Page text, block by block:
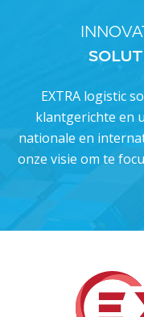
EXTRA logistic
klantgerichte en
nationale en
onze visie om te